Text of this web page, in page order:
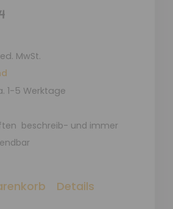
MwSt.
1-5 Werktage
beschreib- und immer
Details